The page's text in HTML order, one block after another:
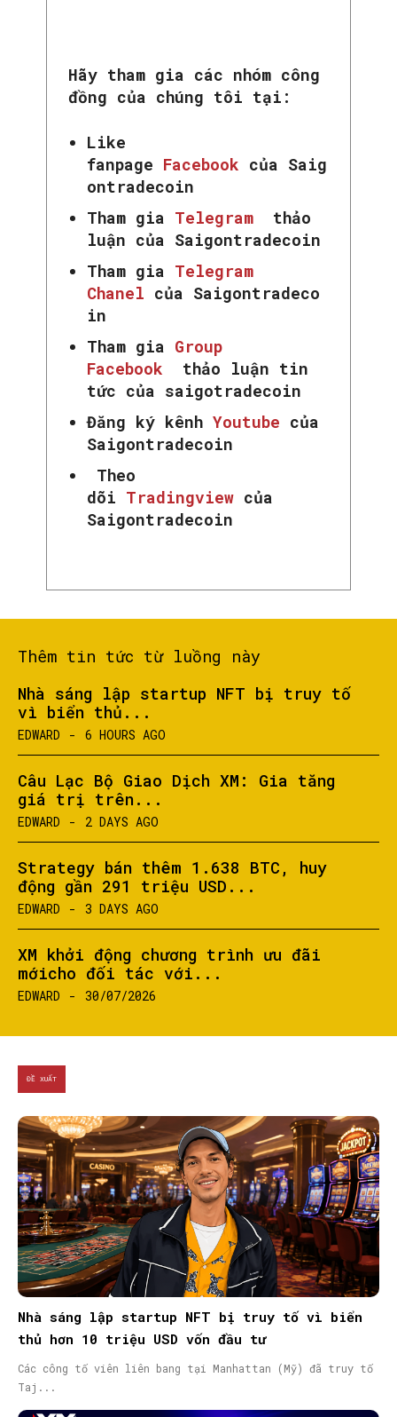
Hãy tham gia các nhóm công
đồng của chúng tôi tại:
Like
fanpage Facebook của Saig
ontradecoin
Tham gia Telegram
thảo
luận của Saigontradecoin
Tham gia Telegram
Chanel của Saigontradeco
in
Tham gia Group
Facebook
thảo luận tin
tức của saigotradecoin
Đăng ký kênh Youtube của
Saigontradecoin
Theo
dõi Tradingview của
Saigontradecoin
Thêm tin tức từ luồng này
Nhà sáng lập startup NFT bị truy tố
vì biển thủ...
EDWARD - 6 HOURS AGO
Câu Lạc Bộ Giao Dịch XM: Gia tăng
giá trị trên...
EDWARD - 2 DAYS AGO
Strategy bán thêm 1.638 BTC, huy
động gần 291 triệu USD...
EDWARD - 3 DAYS AGO
XM khởi động chương trình ưu đãi
mớicho đối tác với...
EDWARD - 30/07/2026
ĐỀ XUẤT
Nhà sáng lập startup NFT bị truy tố vì biển
thủ hơn 10 triệu USD vốn đầu tư
Các công tố viên liên bang tại Manhattan (Mỹ) đã truy tố
Taj...